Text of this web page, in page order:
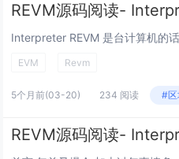
REVM源码阅读-
EVM Revm
5个月前(03-20) 234 阅读 #
REVM源码阅读-